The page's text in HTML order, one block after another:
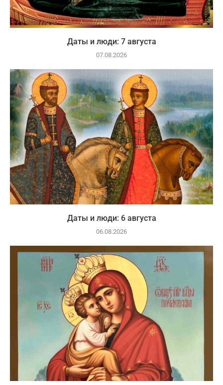
Даты и люди: 7 августа
07.08.2026
Даты и люди: 6 августа
06.08.2026